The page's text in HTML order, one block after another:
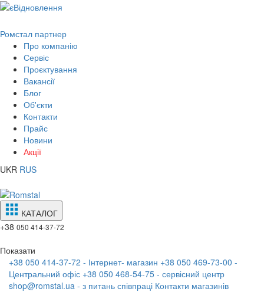
Ромстал партнер
Про компанію
Сервіс
Проєктування
Вакансії
Блог
Об'єкти
Контакти
Прайс
Новини
Акції
UKR RUS
КАТАЛОГ
+38 050 414-37-72
Показати
+38 050 414-37-72 - Інтернет- магазин +38 050 469-73-00 -
Центральний офіс +38 050 468-54-75 - сервісний центр
shop@romstal.ua - з питань співпраці Контакти магазинів